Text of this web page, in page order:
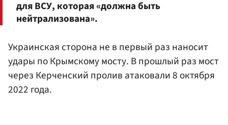
для ВСУ, которая «должна быть
нейтрализована».
Украинская сторона не в первый раз наносит
удары по Крымскому мосту. В прошлый раз мост
через Керченский пролив атаковали 8 октября
2022 года.